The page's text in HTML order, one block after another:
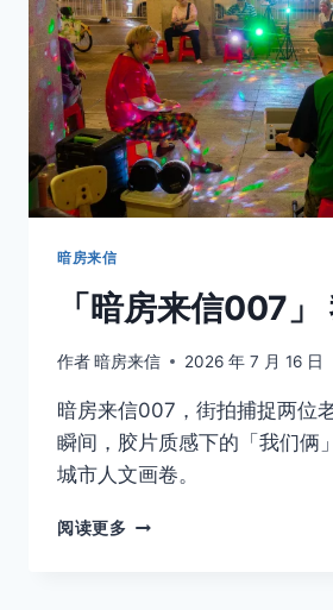
医
圣
张
仲
景
暗房来信
「暗房来信007
作者暗房来信 2026 年 7 月 16 日
暗房来信007，街拍捕捉两位
瞬间，胶片质感下的「我们俩
城市人文画卷。
阅读更多 「暗